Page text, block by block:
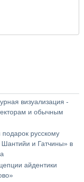
визуализация -
и обычным
русскому
и Гатчины» в
айдентики